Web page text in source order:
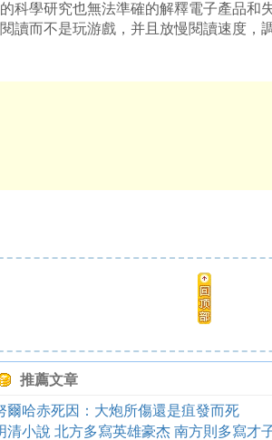
學研究也無法準確的解釋電子產品和
而不是玩游戲，并且放慢閱讀速度，
推薦文章
爾哈赤死因：大炮所傷還是疽發而死
清小說 北方多寫英雄豪杰 南方則多寫才